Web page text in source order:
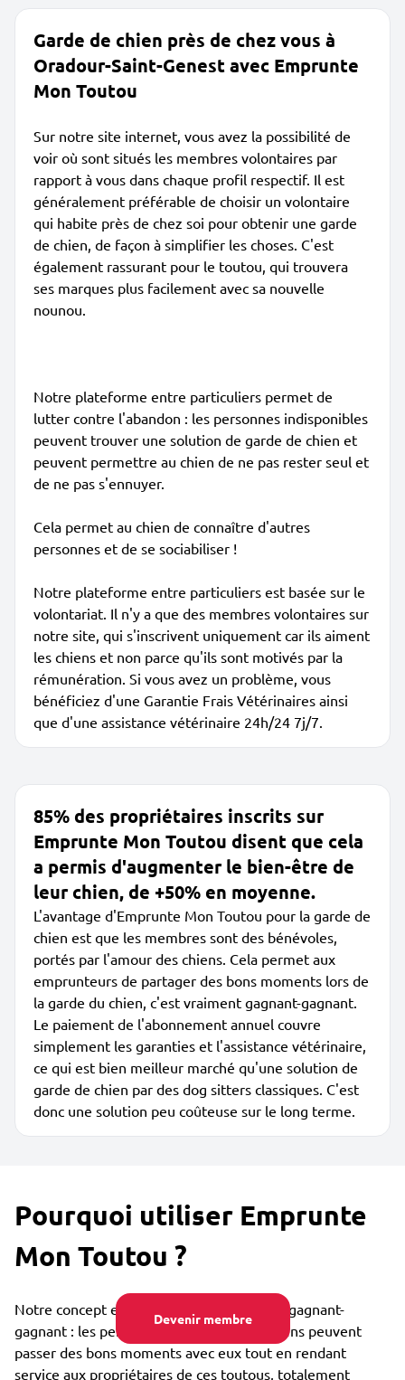
Devenir membre
Garde de chien près de chez vous à
Oradour-Saint-Genest avec Emprunte
Mon Toutou
Sur notre site internet, vous avez la possibilité de
voir où sont situés les membres volontaires par
rapport à vous dans chaque profil respectif. Il est
généralement préférable de choisir un volontaire
qui habite près de chez soi pour obtenir une garde
de chien, de façon à simplifier les choses. C'est
également rassurant pour le toutou, qui trouvera
ses marques plus facilement avec sa nouvelle
nounou.
Notre plateforme entre particuliers permet de
lutter contre l'abandon : les personnes indisponibles
peuvent trouver une solution de garde de chien et
peuvent permettre au chien de ne pas rester seul et
de ne pas s'ennuyer.
Cela permet au chien de connaître d'autres
personnes et de se sociabiliser !
Notre plateforme entre particuliers est basée sur le
volontariat. Il n'y a que des membres volontaires sur
notre site, qui s'inscrivent uniquement car ils aiment
les chiens et non parce qu'ils sont motivés par la
rémunération. Si vous avez un problème, vous
bénéficiez d'une Garantie Frais Vétérinaires ainsi
que d'une assistance vétérinaire 24h/24 7j/7.
85% des propriétaires inscrits sur
Emprunte Mon Toutou disent que cela
a permis d'augmenter le bien-être de
leur chien, de +50% en moyenne.
L'avantage d'Emprunte Mon Toutou pour la garde de
chien est que les membres sont des bénévoles,
portés par l'amour des chiens. Cela permet aux
emprunteurs de partager des bons moments lors de
la garde du chien, c'est vraiment gagnant-gagnant.
Le paiement de l'abonnement annuel couvre
simplement les garanties et l'assistance vétérinaire,
ce qui est bien meilleur marché qu'une solution de
garde de chien par des dog sitters classiques. C'est
donc une solution peu coûteuse sur le long terme.
Pourquoi utiliser Emprunte
Mon Toutou ?
Notre concept est collaboratif et vraiment gagnant-
gagnant : les personnes qui aiment les chiens peuvent
passer des bons moments avec eux tout en rendant
service aux propriétaires de ces toutous, totalement